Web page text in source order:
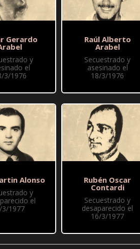
Gerardo
y
el
3/1976
Alonso
y
el
3/1977
Raúl Alberto
Arabel
Secuestrado y
asesinado el
18/3/1976
Rubén Oscar
Contardi
Secuestrado y
desaparecido el
16/3/1977